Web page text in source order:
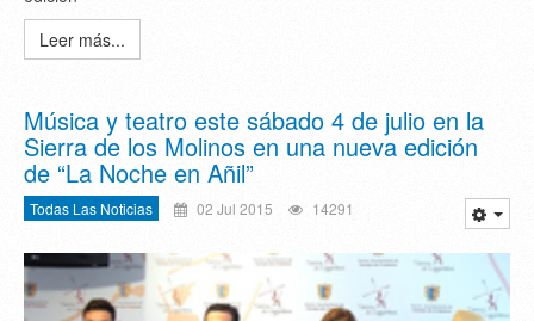
Leer más...
Música y teatro este sábado 4 de julio en la
Sierra de los Molinos en una nueva edición
de “La Noche en Añil”
Todas Las Noticias 02 Jul 2015 14291